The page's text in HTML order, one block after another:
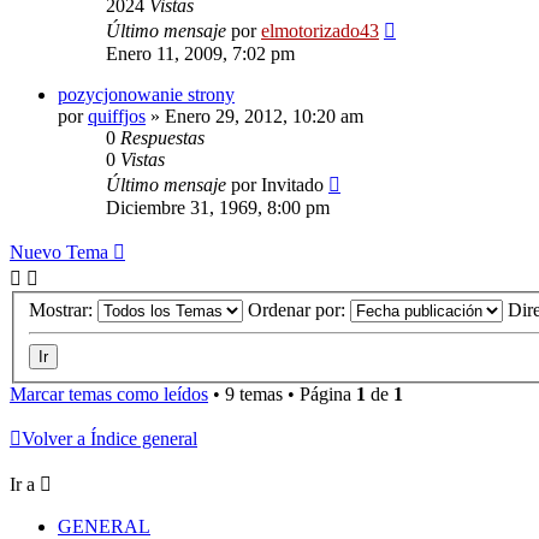
2024 Vistas
Último mensaje porelmotorizado43
Enero 11, 2009, 7:02 pm
pozycjonowanie strony
porquiffjos » Enero 29, 2012, 10:20 am
0 Respuestas
0 Vistas
Último mensaje porInvitado
Diciembre 31, 1969, 8:00 pm
Nuevo Tema
Mostrar: Ordenar por:
Marcar temas como leídos • 9 temas • Página 1 de 1
Volver a Índice general
Ir a
GENERAL